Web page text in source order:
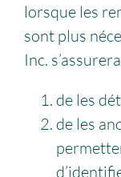
lorsque les
sont plus
Inc.
de les
de les